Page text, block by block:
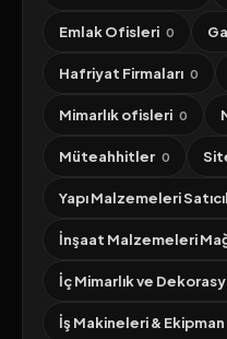
Emlak Ofisleri 0
Hafriyat Firmaları 0
Mimarlık ofisleri 0
Müteahhitler 0
Yapı Malzemeleri
İnşaat Malzemeleri
İç Mimarlık ve
İş Makineleri & Ekipman